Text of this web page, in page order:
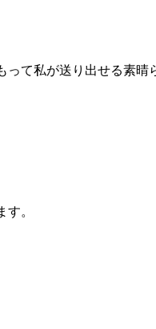
て私が送り出せる素晴
。